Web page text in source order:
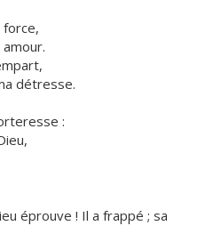
force,
détresse.
:
éprouve ! Il a frappé ; sa